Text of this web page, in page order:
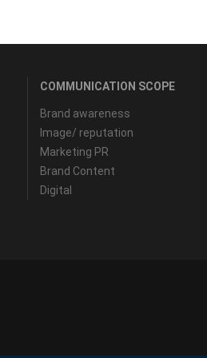
COMMUNICATION SCOPE
Brand awareness
Image/ reputation
Marketing PR
Brand Content
Digital